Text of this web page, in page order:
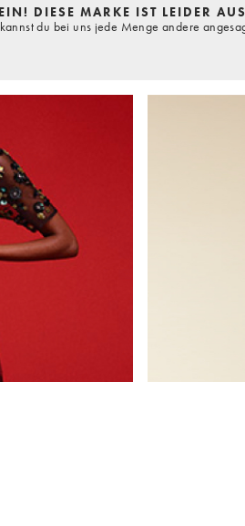
DIESE MARKE IST LEIDER
du bei uns jede Menge andere